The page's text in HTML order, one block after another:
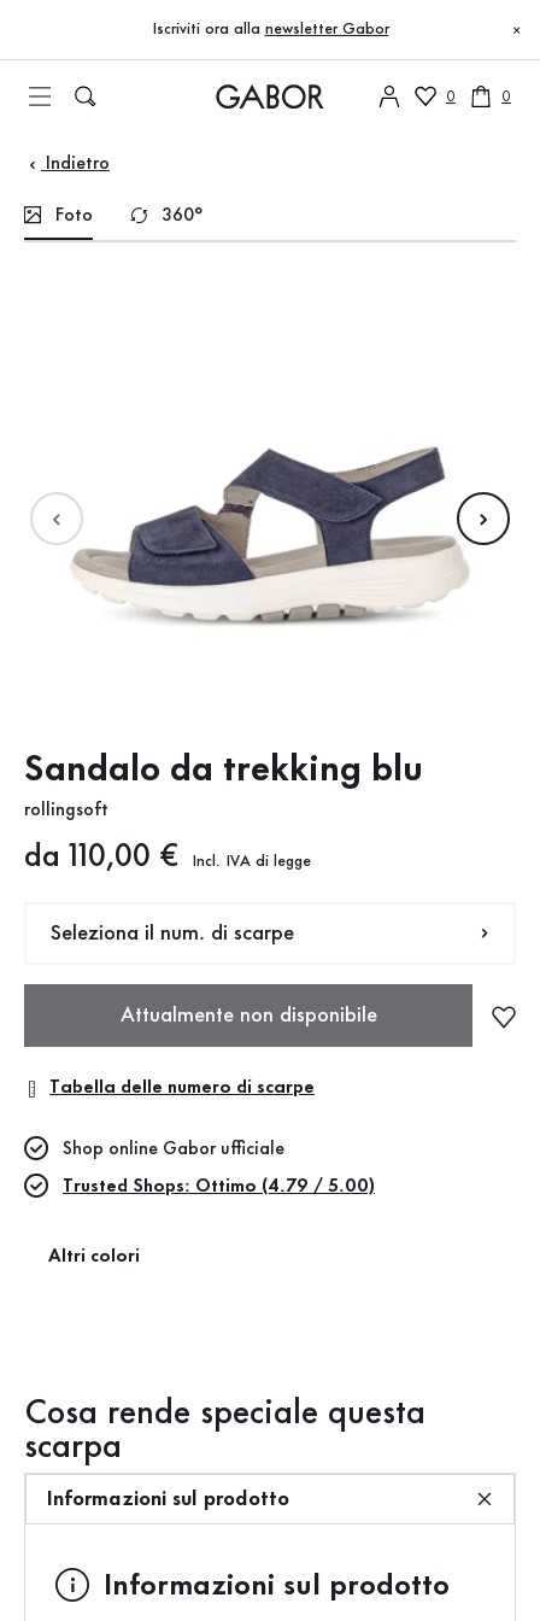
Vai al contenuto principale
Vai alla navigazione principale
Iscriviti ora alla newsletter Gabor ×
0 0
Indietro
Foto 360°
Sandalo da trekking blu
rollingsoft
Nuovo prezzo
da 110,00 € Incl. IVA di legge
Seleziona il num. di scarpe
Attualmente non disponibile
Tabella delle numero di scarpe
Altri colori
Shop online Gabor ufficiale
Trusted Shops: Ottimo (4.79 / 5.00)
Cosa rende speciale questa
scarpa
Informazioni sul prodotto
Informazioni sul prodotto